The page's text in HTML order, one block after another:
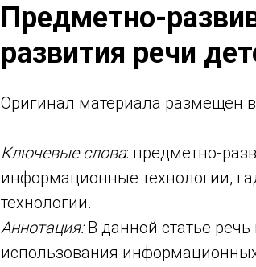
Предметно-
развития речи
Оригинал материала размещен
Ключевые слова: предметно-
информационные технологии,
технологии.
Аннотация:В данной статье речь
использования